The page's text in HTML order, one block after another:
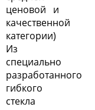
ценовой и
качественной
категории)
Из
специально
разработанного
гибкого
стекла